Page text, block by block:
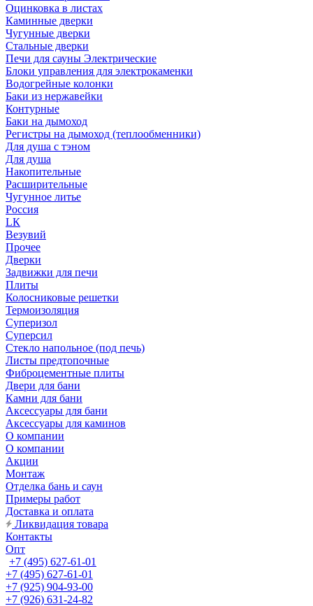
Оцинковка в листах
Каминные дверки
Чугунные дверки
Стальные дверки
Печи для сауны Электрические
Блоки управления для электрокаменки
Водогрейные колонки
Баки из нержавейки
Контурные
Баки на дымоход
Регистры на дымоход (теплообменники)
Для душа с тэном
Для душа
Накопительные
Расширительные
Чугунное литье
Россия
LК
Везувий
Прочее
Дверки
Задвижки для печи
Плиты
Колосниковые решетки
Термоизоляция
Суперизол
Суперсил
Стекло напольное (под печь)
Листы предтопочные
Фиброцементные плиты
Двери для бани
Камни для бани
Аксессуары для бани
Аксессуары для каминов
О компании
О компании
Акции
Монтаж
Отделка бань и саун
Примеры работ
Доставка и оплата
Ликвидация товара
Контакты
Опт
+7 (495) 627-61-01
+7 (495) 627-61-01
+7 (925) 904-93-00
+7 (926) 631-24-82